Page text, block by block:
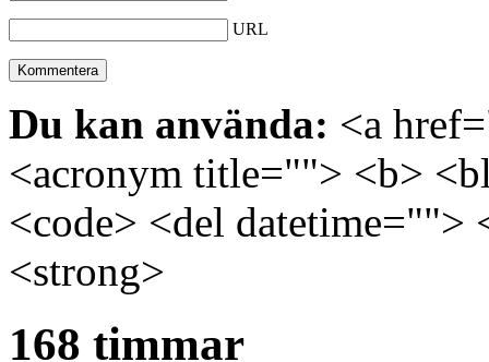
URL
Du kan använda: <a
<acronym title=""> <b>
<code> <del
<strong>
168 timmar